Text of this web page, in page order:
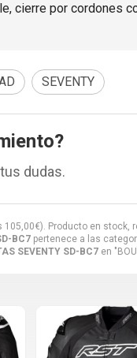
105,00€). Producto en stock,
BC7 pertenece a las
SEVENTY SD-BC7 en
cierre por cordones
SEVENTY
dudas.